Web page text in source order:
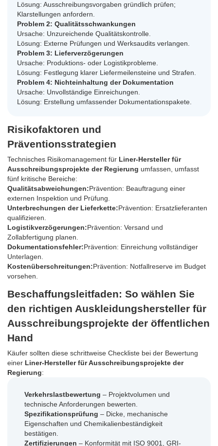
Lösung: Ausschreibungsvorgaben gründlich prüfen;
Klarstellungen anfordern.
Problem 2: Qualitätsschwankungen
Ursache: Unzureichende Qualitätskontrolle.
Lösung: Externe Prüfungen und Werksaudits verlangen.
Problem 3: Lieferverzögerungen
Ursache: Produktions- oder Logistikprobleme.
Lösung: Festlegung klarer Liefermeilensteine und Strafen.
Problem 4: Nichteinhaltung der Dokumentation
Ursache: Unvollständige Einreichungen.
Lösung: Erstellung umfassender Dokumentationspakete.
Risikofaktoren und
Präventionsstrategien
Technisches Risikomanagement für Liner-Hersteller für
Ausschreibungsprojekte der Regierung umfassen, umfasst
fünf kritische Bereiche:
Qualitätsabweichungen:Prävention: Beauftragung einer
externen Inspektion und Prüfung.
Unterbrechungen der Lieferkette:Prävention: Ersatzlieferanten
qualifizieren.
Logistikverzögerungen:Prävention: Versand und
Zollabfertigung planen.
Dokumentationsfehler:Prävention: Einreichung vollständiger
Unterlagen.
Kostenüberschreitungen:Prävention: Notfallreserve im Budget
vorsehen.
Beschaffungsleitfaden: So wählen Sie
den richtigen Auskleidungshersteller für
Ausschreibungsprojekte der öffentlichen
Hand
Käufer sollten diese schrittweise Checkliste bei der Bewertung
einer Liner-Hersteller für Ausschreibungsprojekte der
Regierung:
Verkehrslastbewertung – Projektvolumen und
technische Anforderungen bewerten.
Spezifikationsprüfung – Dicke, mechanische
Eigenschaften und Chemikalienbeständigkeit
bestätigen.
Zertifizierungen – Konformität mit ISO 9001, GRI-